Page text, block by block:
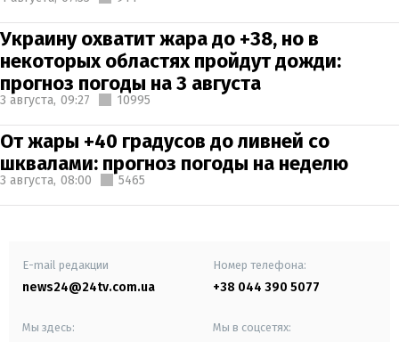
Украину охватит жара до +38, но в
некоторых областях пройдут дожди:
прогноз погоды на 3 августа
3 августа, 09:27 10995
От жары +40 градусов до ливней со
шквалами: прогноз погоды на неделю
3 августа, 08:00 5465
E-mail редакции
news24@24tv.com.ua
Номер телефона:
+38 044 390 5077
Мы здесь: Мы в соцсетях: